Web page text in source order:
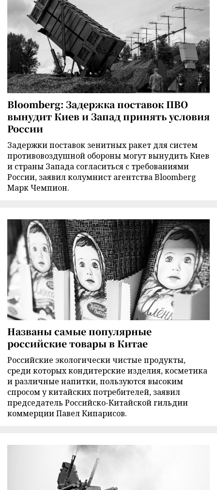
Bloomberg: Задержка поставок ПВО
вынудит Киев и Запад принять условия
России
Задержки поставок зенитных ракет для систем
противовоздушной обороны могут вынудить Киев
и страны Запада согласиться с требованиями
России, заявил колумнист агентства Bloomberg
Марк Чемпион.
Названы самые популярные
российские товары в Китае
Российские экологически чистые продукты,
среди которых кондитерские изделия, косметика
и различные напитки, пользуются высоким
спросом у китайских потребителей, заявил
председатель Российско-Китайской гильдии
коммерции Павел Кипарисов.